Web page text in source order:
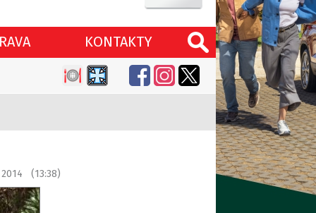
KONTAKTY
2014 (13:38)